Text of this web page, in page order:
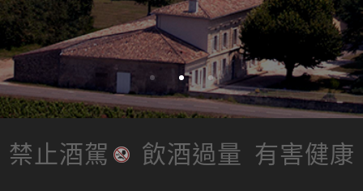
禁止酒駕 飲酒過量 有害健康